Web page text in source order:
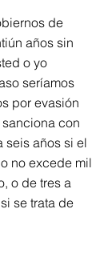
de
años sin
o yo
seríamos
por evasión
con
seis años si el
no excede mil
o de tres a
se trata de